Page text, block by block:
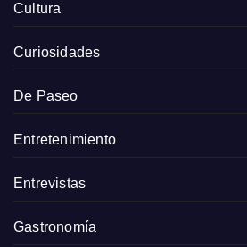
Cultura
Curiosidades
De Paseo
Entretenimiento
Entrevistas
Gastronomía